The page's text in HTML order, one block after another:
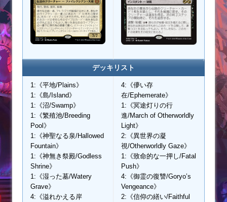
デッキリスト
1:《平地/Plains》
1:《島/Island》
1:《沼/Swamp》
1:《繁殖池/Breeding
Pool》
1:《神聖なる泉/Hallowed
Fountain》
1:《神無き祭殿/Godless
Shrine》
1:《湿った墓/Watery
Grave》
4:《溢れかえる岸
4:《儚い存
在/Ephemerate》
1:《冥途灯りの行
進/March of Otherworldly
Light》
2:《異世界の凝
視/Otherworldly Gaze》
1:《致命的な一押し/Fatal
Push》
4:《御霊の復讐/Goryo’s
Vengeance》
2:《信仰の繕い/Faithful